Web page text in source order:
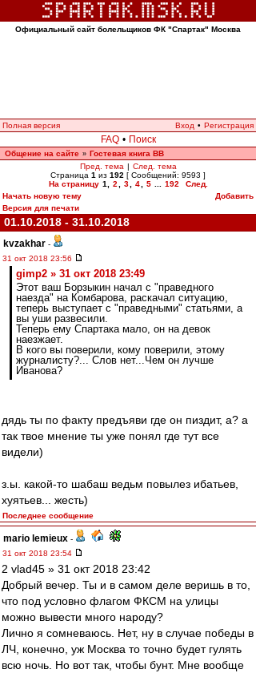
Официальный сайт болельщиков ФК "Спартак" Москва
Полная версия Вход • Регистрация
FAQ • Поиск
Общение на сайте » Гостевая книга ВВ
Пред. тема | След. тема
Страница 1 из 192 [ Сообщений: 9593 ]
На страницу 1 2 3 4 5 192
След.
Начать новую тему
Добавить
Версия для печати
01.10.2018 - 31.10.2018
kvzakhar -
31 окт 2018 23:56
gimp2 » 31 окт 2018 23:49
Этот ваш Борзыкин начал с "праведного
наезда" на Комбарова, раскачал ситуацию,
теперь выступает с "праведными" статьями, а
вы уши развесили.
Теперь ему Спартака мало, он на девок
наезжает.
В кого вы поверили, кому поверили, этому
журналисту?... Слов нет...Чем он лучше
Иванова?
дядь ты по факту предъяви где он пиздит, а? а
так твое мнение ты уже понял где тут все
видели)
з.ы. какой-то шабаш ведьм повылез ибатьев,
хуятьев... жесть)
Последнее сообщение
mario lemieux -
31 окт 2018 23:54
2 vlad45 » 31 окт 2018 23:42
Добрый вечер. Ты и в самом деле веришь в то,
что под условно флагом ФКСМ на улицы
можно вывести много народу?
Лично я сомневаюсь. Нет, ну в случае победы в
ЛЧ, конечно, уж Москва то точно будет гулять
всю ночь. Но вот так, чтобы бунт. Мне вообще